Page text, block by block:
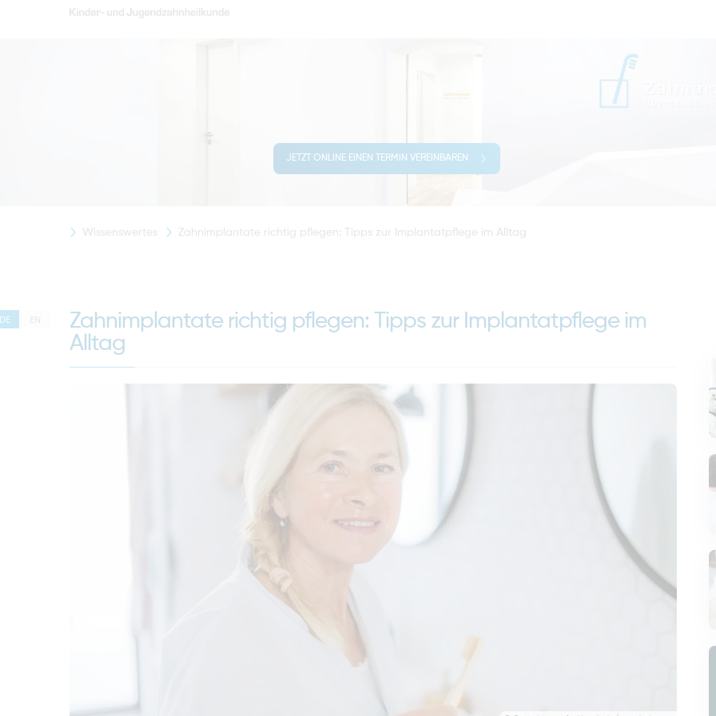
JETZT ONLINE EINEN TERMIN VEREINBAREN
Wissenswertes Zahnimplantate richtig pflegen: Tipps zur Implantatpflege im Alltag
DE EN
Zahnimplantate richtig pflegen: Tipps zur Implantatpflege im
Alltag